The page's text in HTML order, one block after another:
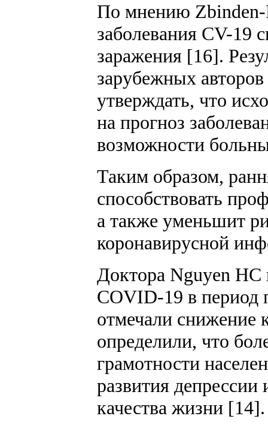
По мнению Zbinden-
заболевания CV-19
заражения [16].
зарубежных
утверждать, что
на прогноз
возможности
Таким образом,
способствовать
а также уменьшит
коронавирусной
Доктора Nguyen
COVID-19 в период
отмечали снижение
определили, что
грамотности
развития
качества жизни [14].